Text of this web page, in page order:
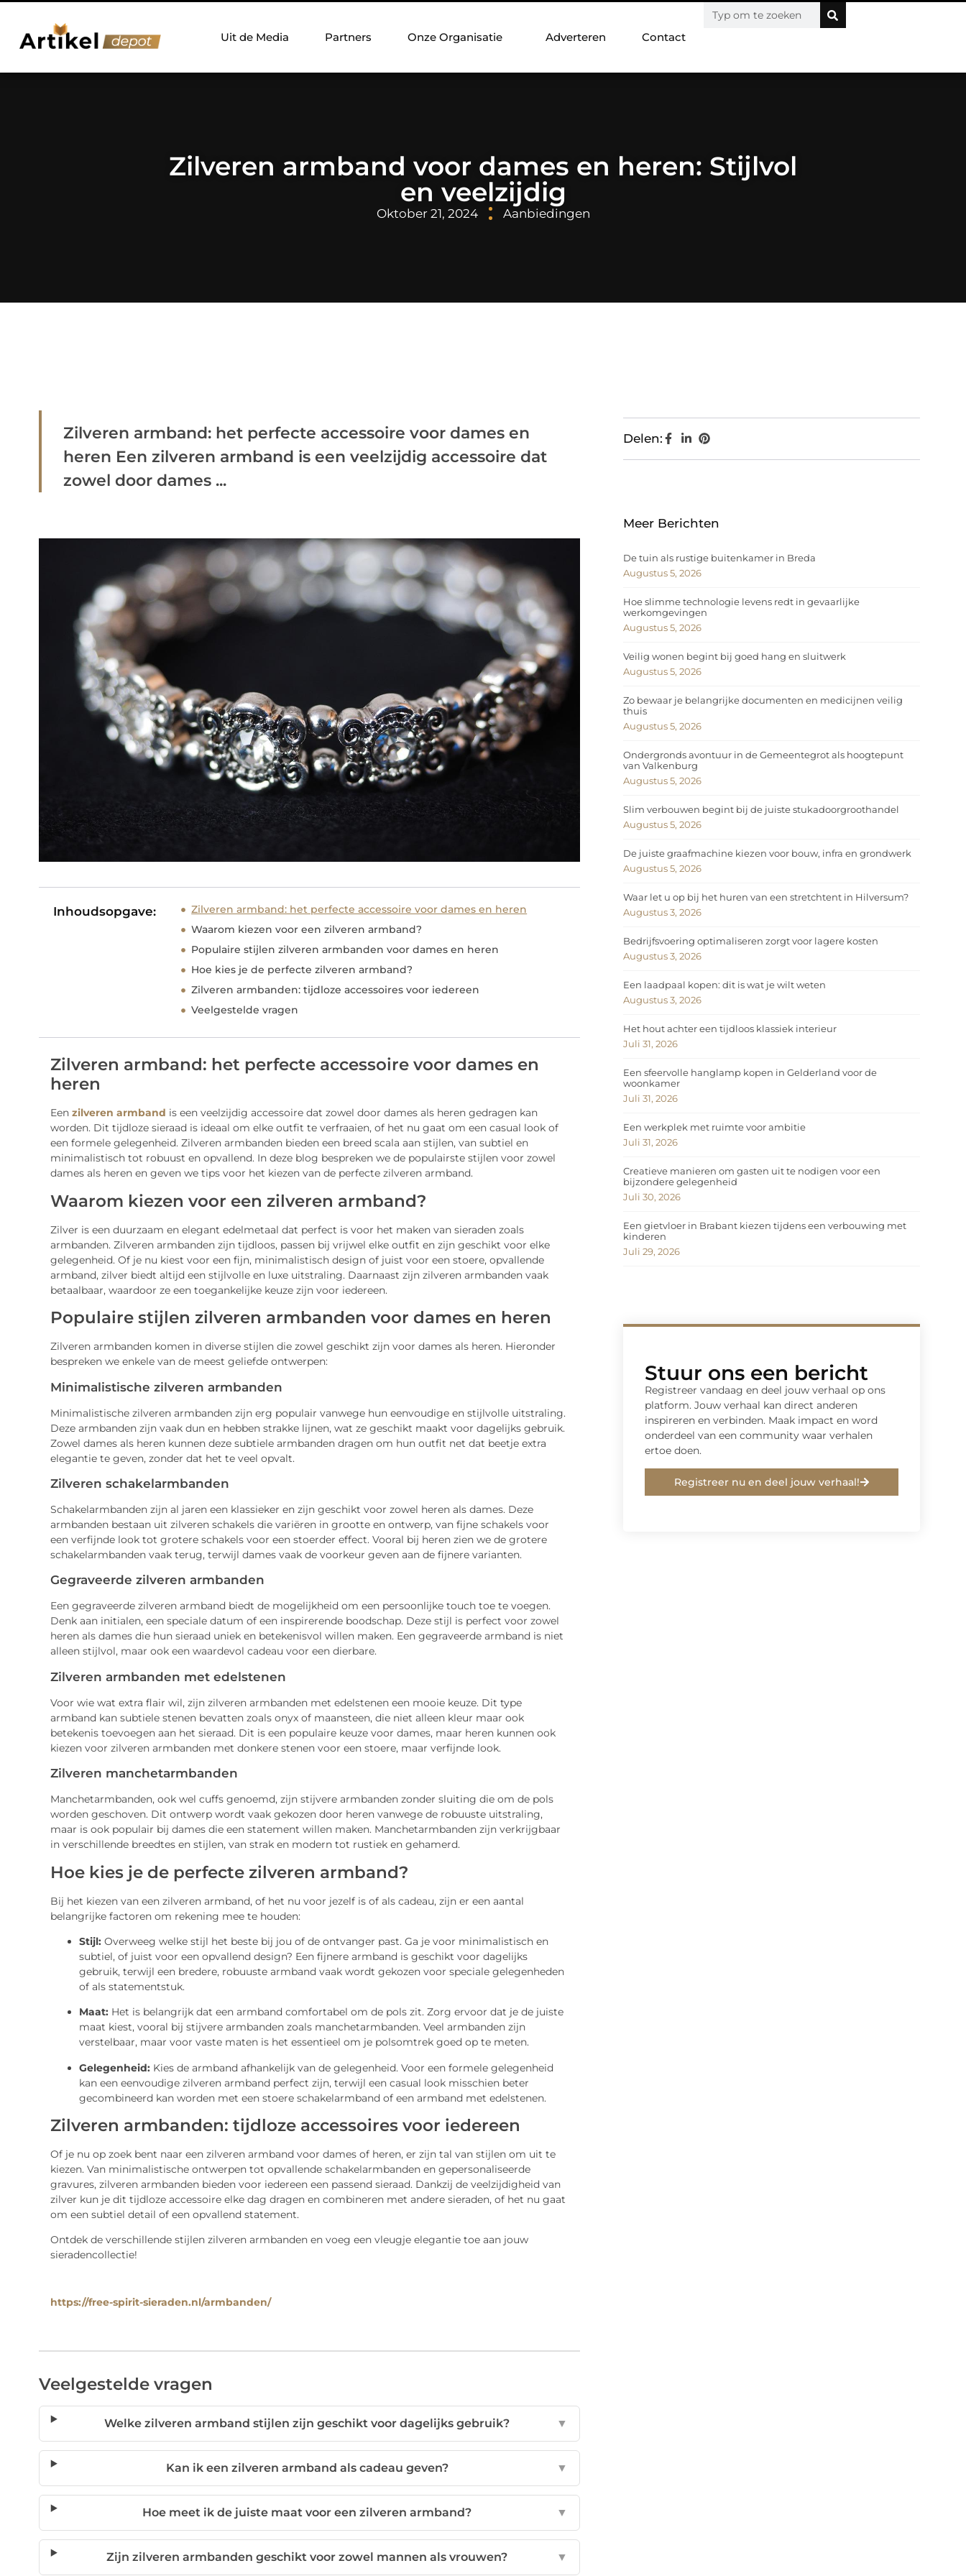
Uit de Media Partners Onze Organisatie Adverteren Contact
Zilveren armband voor dames en heren: Stijlvol
en veelzijdig
Oktober 21, 2024 Aanbiedingen
Zilveren armband: het perfecte accessoire voor dames en
heren Een zilveren armband is een veelzijdig accessoire dat
zowel door dames ...
Inhoudsopgave:
Zilveren armband: het perfecte accessoire voor dames en heren
Waarom kiezen voor een zilveren armband?
Populaire stijlen zilveren armbanden voor dames en heren
Hoe kies je de perfecte zilveren armband?
Zilveren armbanden: tijdloze accessoires voor iedereen
Veelgestelde vragen
Zilveren armband: het perfecte accessoire voor dames en
heren
Een zilveren armband is een veelzijdig accessoire dat zowel door dames als heren gedragen kan
worden. Dit tijdloze sieraad is ideaal om elke outfit te verfraaien, of het nu gaat om een casual look of
een formele gelegenheid. Zilveren armbanden bieden een breed scala aan stijlen, van subtiel en
minimalistisch tot robuust en opvallend. In deze blog bespreken we de populairste stijlen voor zowel
dames als heren en geven we tips voor het kiezen van de perfecte zilveren armband.
Waarom kiezen voor een zilveren armband?
Zilver is een duurzaam en elegant edelmetaal dat perfect is voor het maken van sieraden zoals
armbanden. Zilveren armbanden zijn tijdloos, passen bij vrijwel elke outfit en zijn geschikt voor elke
gelegenheid. Of je nu kiest voor een fijn, minimalistisch design of juist voor een stoere, opvallende
armband, zilver biedt altijd een stijlvolle en luxe uitstraling. Daarnaast zijn zilveren armbanden vaak
betaalbaar, waardoor ze een toegankelijke keuze zijn voor iedereen.
Populaire stijlen zilveren armbanden voor dames en heren
Zilveren armbanden komen in diverse stijlen die zowel geschikt zijn voor dames als heren. Hieronder
bespreken we enkele van de meest geliefde ontwerpen:
Minimalistische zilveren armbanden
Minimalistische zilveren armbanden zijn erg populair vanwege hun eenvoudige en stijlvolle uitstraling.
Deze armbanden zijn vaak dun en hebben strakke lijnen, wat ze geschikt maakt voor dagelijks gebruik.
Zowel dames als heren kunnen deze subtiele armbanden dragen om hun outfit net dat beetje extra
elegantie te geven, zonder dat het te veel opvalt.
Zilveren schakelarmbanden
Schakelarmbanden zijn al jaren een klassieker en zijn geschikt voor zowel heren als dames. Deze
armbanden bestaan uit zilveren schakels die variëren in grootte en ontwerp, van fijne schakels voor
een verfijnde look tot grotere schakels voor een stoerder effect. Vooral bij heren zien we de grotere
schakelarmbanden vaak terug, terwijl dames vaak de voorkeur geven aan de fijnere varianten.
Gegraveerde zilveren armbanden
Een gegraveerde zilveren armband biedt de mogelijkheid om een persoonlijke touch toe te voegen.
Denk aan initialen, een speciale datum of een inspirerende boodschap. Deze stijl is perfect voor zowel
heren als dames die hun sieraad uniek en betekenisvol willen maken. Een gegraveerde armband is niet
alleen stijlvol, maar ook een waardevol cadeau voor een dierbare.
Zilveren armbanden met edelstenen
Voor wie wat extra flair wil, zijn zilveren armbanden met edelstenen een mooie keuze. Dit type
armband kan subtiele stenen bevatten zoals onyx of maansteen, die niet alleen kleur maar ook
betekenis toevoegen aan het sieraad. Dit is een populaire keuze voor dames, maar heren kunnen ook
kiezen voor zilveren armbanden met donkere stenen voor een stoere, maar verfijnde look.
Zilveren manchetarmbanden
Manchetarmbanden, ook wel cuffs genoemd, zijn stijvere armbanden zonder sluiting die om de pols
worden geschoven. Dit ontwerp wordt vaak gekozen door heren vanwege de robuuste uitstraling,
maar is ook populair bij dames die een statement willen maken. Manchetarmbanden zijn verkrijgbaar
in verschillende breedtes en stijlen, van strak en modern tot rustiek en gehamerd.
Hoe kies je de perfecte zilveren armband?
Bij het kiezen van een zilveren armband, of het nu voor jezelf is of als cadeau, zijn er een aantal
belangrijke factoren om rekening mee te houden:
Stijl:Overweeg welke stijl het beste bij jou of de ontvanger past. Ga je voor minimalistisch en
subtiel, of juist voor een opvallend design? Een fijnere armband is geschikt voor dagelijks
gebruik, terwijl een bredere, robuuste armband vaak wordt gekozen voor speciale gelegenheden
of als statementstuk.
Maat:Het is belangrijk dat een armband comfortabel om de pols zit. Zorg ervoor dat je de juiste
maat kiest, vooral bij stijvere armbanden zoals manchetarmbanden. Veel armbanden zijn
verstelbaar, maar voor vaste maten is het essentieel om je polsomtrek goed op te meten.
Gelegenheid:Kies de armband afhankelijk van de gelegenheid. Voor een formele gelegenheid
kan een eenvoudige zilveren armband perfect zijn, terwijl een casual look misschien beter
gecombineerd kan worden met een stoere schakelarmband of een armband met edelstenen.
Zilveren armbanden: tijdloze accessoires voor iedereen
Of je nu op zoek bent naar een zilveren armband voor dames of heren, er zijn tal van stijlen om uit te
kiezen. Van minimalistische ontwerpen tot opvallende schakelarmbanden en gepersonaliseerde
gravures, zilveren armbanden bieden voor iedereen een passend sieraad. Dankzij de veelzijdigheid van
zilver kun je dit tijdloze accessoire elke dag dragen en combineren met andere sieraden, of het nu gaat
om een subtiel detail of een opvallend statement.
Ontdek de verschillende stijlen zilveren armbanden en voeg een vleugje elegantie toe aan jouw
sieradencollectie!
https://free-spirit-sieraden.nl/armbanden/
Veelgestelde vragen
Welke zilveren armband stijlen zijn geschikt voor dagelijks gebruik? ▼
Kan ik een zilveren armband als cadeau geven? ▼
Hoe meet ik de juiste maat voor een zilveren armband? ▼
Zijn zilveren armbanden geschikt voor zowel mannen als vrouwen? ▼
Delen:
Meer Berichten
De tuin als rustige buitenkamer in Breda
Augustus 5, 2026
Hoe slimme technologie levens redt in gevaarlijke
werkomgevingen
Augustus 5, 2026
Veilig wonen begint bij goed hang en sluitwerk
Augustus 5, 2026
Zo bewaar je belangrijke documenten en medicijnen veilig
thuis
Augustus 5, 2026
Ondergronds avontuur in de Gemeentegrot als hoogtepunt
van Valkenburg
Augustus 5, 2026
Slim verbouwen begint bij de juiste stukadoorgroothandel
Augustus 5, 2026
De juiste graafmachine kiezen voor bouw, infra en grondwerk
Augustus 5, 2026
Waar let u op bij het huren van een stretchtent in Hilversum?
Augustus 3, 2026
Bedrijfsvoering optimaliseren zorgt voor lagere kosten
Augustus 3, 2026
Een laadpaal kopen: dit is wat je wilt weten
Augustus 3, 2026
Het hout achter een tijdloos klassiek interieur
Juli 31, 2026
Een sfeervolle hanglamp kopen in Gelderland voor de
woonkamer
Juli 31, 2026
Een werkplek met ruimte voor ambitie
Juli 31, 2026
Creatieve manieren om gasten uit te nodigen voor een
bijzondere gelegenheid
Juli 30, 2026
Een gietvloer in Brabant kiezen tijdens een verbouwing met
kinderen
Juli 29, 2026
Stuur ons een bericht
Registreer vandaag en deel jouw verhaal op ons
platform. Jouw verhaal kan direct anderen
inspireren en verbinden. Maak impact en word
onderdeel van een community waar verhalen
ertoe doen.
Registreer nu en deel jouw verhaal!